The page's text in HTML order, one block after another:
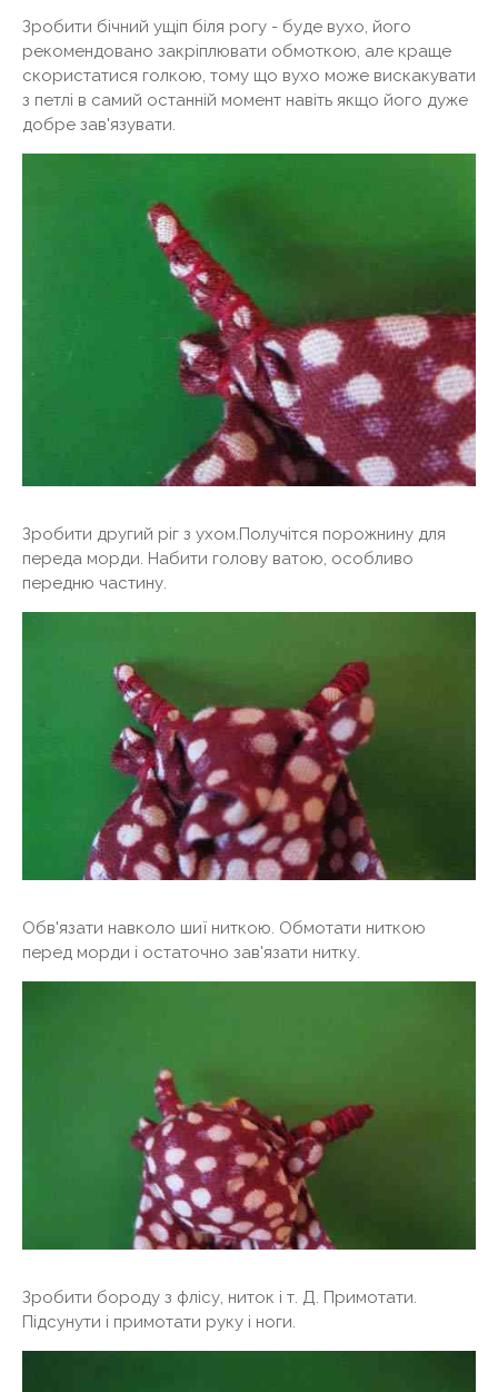
Зробити бічний ущіп біля рогу - буде вухо, його
рекомендовано закріплювати обмоткою, але краще
скористатися голкою, тому що вухо може вискакувати
з петлі в самий останній момент навіть якщо його дуже
добре зав'язувати.
Зробити другий ріг з ухом.Получітся порожнину для
переда морди. Набити голову ватою, особливо
передню частину.
Обв'язати навколо шиї ниткою. Обмотати ниткою
перед морди і остаточно зав'язати нитку.
Зробити бороду з флісу, ниток і т. Д. Примотати.
Підсунути і примотати руку і ноги.